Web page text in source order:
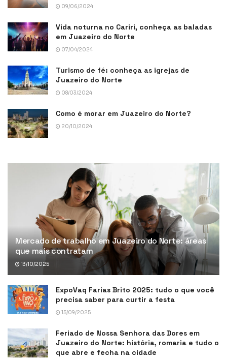
09/06/2024
Vida noturna no Cariri, conheça as baladas
em Juazeiro do Norte
07/04/2024
Turismo de fé: conheça as igrejas de
Juazeiro do Norte
08/03/2024
Como é morar em Juazeiro do Norte?
20/10/2024
Mercado de trabalho em Juazeiro do Norte: áreas
que mais contratam
13/10/2025
ExpoVaq Farias Brito 2025: tudo o que você
precisa saber para curtir a festa
15/09/2025
Feriado de Nossa Senhora das Dores em
Juazeiro do Norte: história, romaria e tudo o
que abre e fecha na cidade